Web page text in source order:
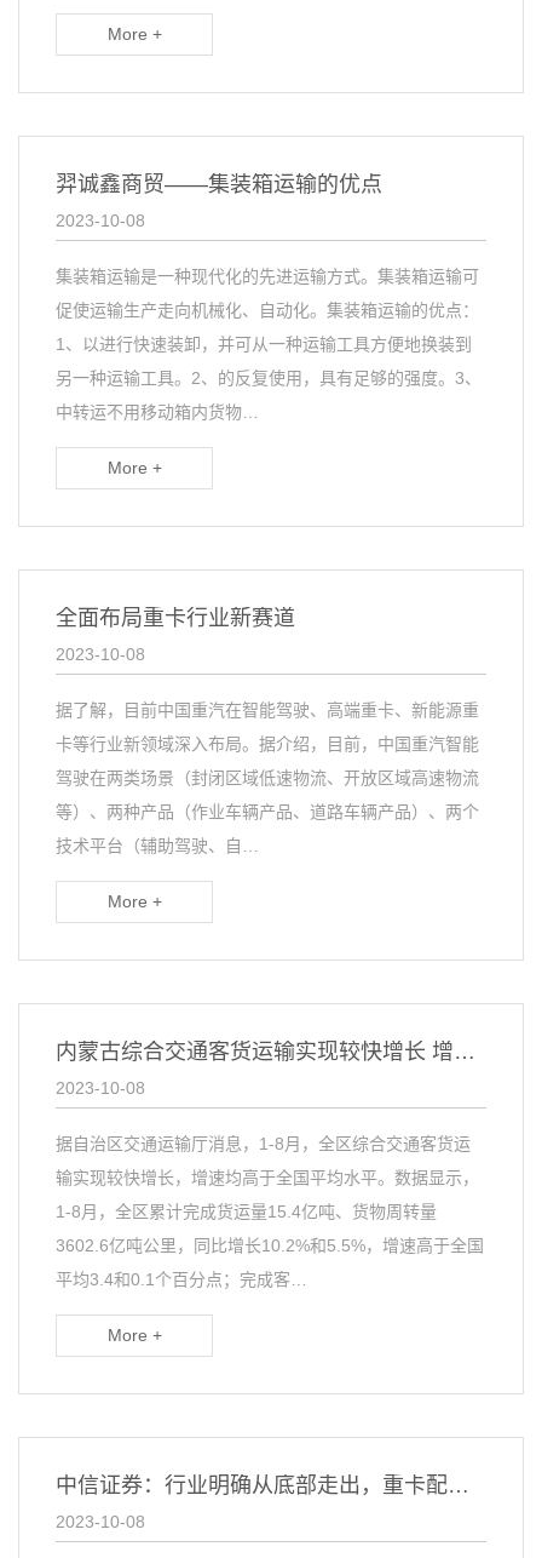
More +
羿诚鑫商贸——集装箱运输的优点
2023-10-08
集装箱运输是一种现代化的先进运输方式。集装箱运输可
促使运输生产走向机械化、自动化。集装箱运输的优点：
1、以进行快速装卸，并可从一种运输工具方便地换装到
另一种运输工具。2、的反复使用，具有足够的强度。3、
中转运不用移动箱内货物…
More +
全面布局重卡行业新赛道
2023-10-08
据了解，目前中国重汽在智能驾驶、高端重卡、新能源重
卡等行业新领域深入布局。据介绍，目前，中国重汽智能
驾驶在两类场景（封闭区域低速物流、开放区域高速物流
等）、两种产品（作业车辆产品、道路车辆产品）、两个
技术平台（辅助驾驶、自…
More +
内蒙古综合交通客货运输实现较快增长 增速均高于全国平均水平
2023-10-08
据自治区交通运输厅消息，1-8月，全区综合交通客货运
输实现较快增长，增速均高于全国平均水平。数据显示，
1-8月，全区累计完成货运量15.4亿吨、货物周转量
3602.6亿吨公里，同比增长10.2%和5.5%，增速高于全国
平均3.4和0.1个百分点；完成客…
More +
中信证券：行业明确从底部走出，重卡配置时机来临
2023-10-08